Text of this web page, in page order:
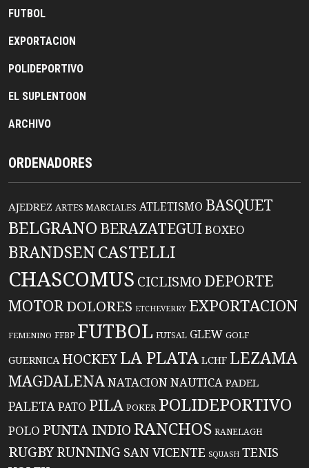
FUTBOL
EXPORTACION
POLIDEPORTIVO
EL SUPLENTOON
ARCHIVO
ORDENADORES
AJEDREZ ARTES MARCIALES ATLETISMO BASQUET
BELGRANO BERAZATEGUIBOXEO
BRANDSENCASTELLI
CHASCOMUS CICLISMO DEPORTE
MOTORDOLORES ETCHEVERRY EXPORTACION
FEMENINO FFBP FUTBOL FUTSAL GLEW GOLF
GUERNICA HOCKEYLA PLATA LCHF LEZAMA
MAGDALENANATACIONNAUTICA PADEL
PALETAPATO PILA POKER POLIDEPORTIVO
POLO PUNTA INDIO RANCHOS RANELAGH
RUGBYRUNNING SAN VICENTE SQUASH TENIS